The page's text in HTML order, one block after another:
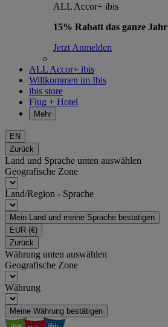
ALL Accor+ ibis
15% Rabatt das ganze Jahr
Jetzt Anmelden
ALL Accor+ ibis
Willkommen im Ibis
ibis store
Flug + Hotel
Mehr
EN
Zurück
Land und Sprache unten auswählen
Geografische Zone
Land/Region - Sprache
Mein Land und meine Sprache bestätigen
EUR (€)
Zurück
Währung unten auswählen
Geografische Zone
Währung
Meine Währung bestätigen